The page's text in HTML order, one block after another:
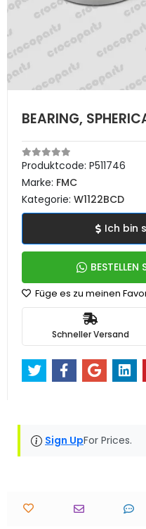
BEARING,
Produktcode: P511746
Marke: FMC
Kategorie: W1122BCD
Ich bin
Füge es zu meinen
Schneller Versand
Sign UpFor Prices.